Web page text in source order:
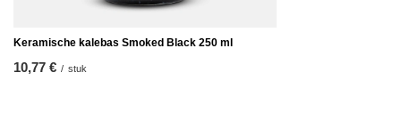
Keramische kalebas Smoked Black 250 ml
10,77 € / stuk